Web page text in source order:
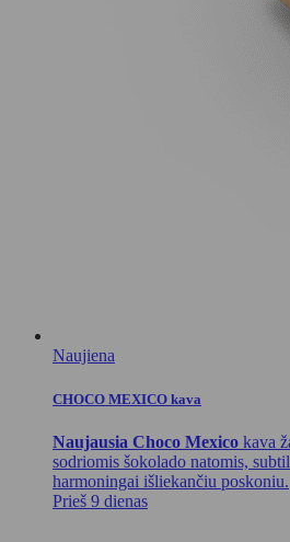
Naujiena
CHOCO MEXICO kava
Naujausia Choco Mexico kava
sodriomis šokolado natomis,
harmoningai išliekančiu poskoniu.
Prieš 9 dienas